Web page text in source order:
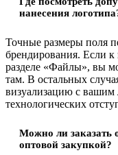
нанесения
Точные размеры поля
брендирования. Если к
разделе «Файлы», вы
там. В остальных
визуализацию с вашим
технологических
Можно ли заказать
оптовой закупкой?